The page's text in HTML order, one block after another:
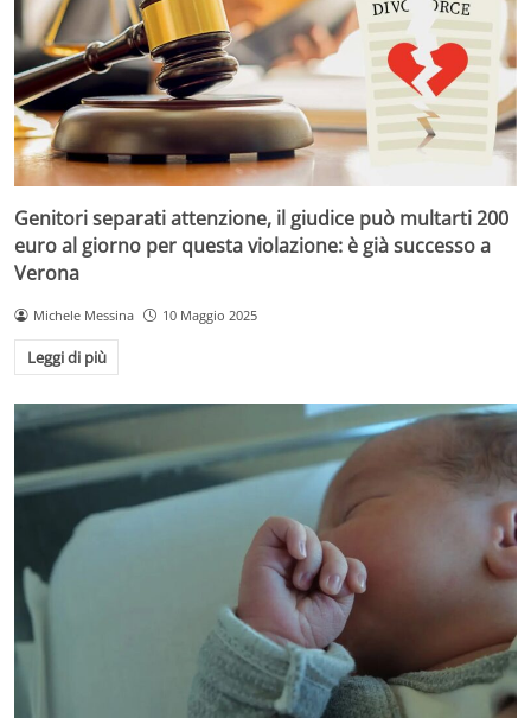
Genitori separati attenzione, il giudice può multarti 200
euro al giorno per questa violazione: è già successo a
Verona
Michele Messina 10 Maggio 2025
Leggi di più